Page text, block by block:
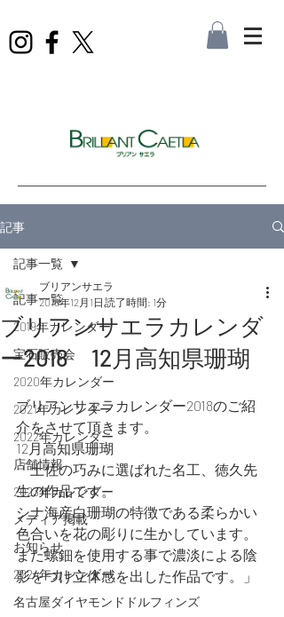
記事
記事一覧
2019年カレンダー
宝石販売会
2020年カレンダー
2021年カレンダー
2022年カレンダー
店舗情報
2023年カレンダー
メディア掲載
お知らせ
2024年カレンダー
名古屋ダイヤモンドドルフィンズ
記事一覧
ブリアンサエラカレンダ
ー2018 12月高知県珊瑚
ブリアンサエラ
2018年12月1日 読了時間: 1分
ブリアンサエラカレンダー2018のご紹
介をさせて頂きます。
12月高知県珊瑚
「土佐の巧みに選ばれた名工、徳久先
生の作品です。
シナ海産白珊瑚の特徴である柔らかい
色合いを花の彫りに生かしています。
また螺鈿を使用する事で濃淡による陰
影をつけ立体感を出した作品です。」